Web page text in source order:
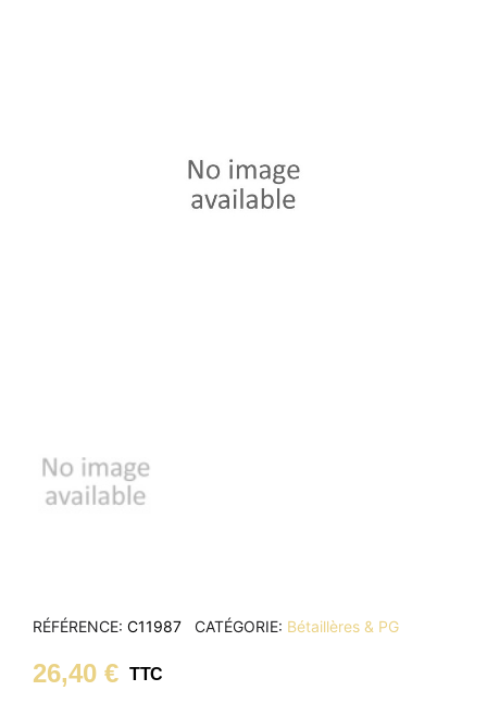
RÉFÉRENCE C11987 CATÉGORIE Bétaillères & PG
26,40 € TTC